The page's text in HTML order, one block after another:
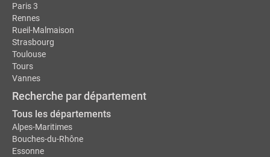
Paris 3
Rennes
Rueil-Malmaison
Strasbourg
Toulouse
Tours
Vannes
Recherche par département
Tous les départements
Alpes-Maritimes
Bouches-du-Rhône
Essonne